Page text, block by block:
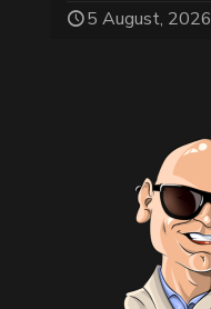
5 August, 2026